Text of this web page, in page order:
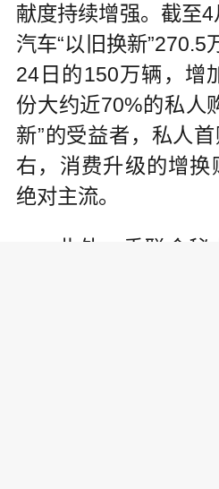
献度持续增强。截至
汽车“以旧换新”270.5
24日的150万辆，增
份大约近70%的私人
新”的受益者，私人
右，消费升级的增
绝对主流。
此外，乘联会秘